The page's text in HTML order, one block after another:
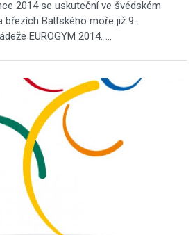
2014 se uskuteční ve švédském
březích Baltského moře již 9.
EUROGYM 2014. ...